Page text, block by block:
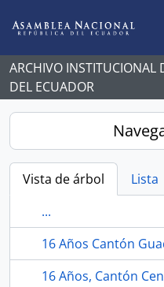
ARCHIVO INSTITUCIONAL
DEL ECUADOR
Vista de árbol Lista
...
16 Años Cantón